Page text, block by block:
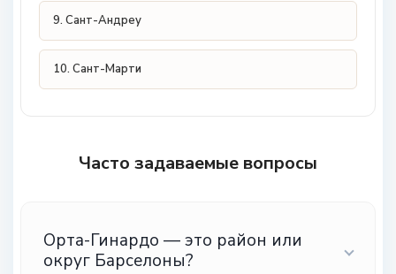
9. Сант-Андреу
10. Сант-Марти
Часто задаваемые вопросы
Орта-Гинардо — это район или
округ Барселоны?